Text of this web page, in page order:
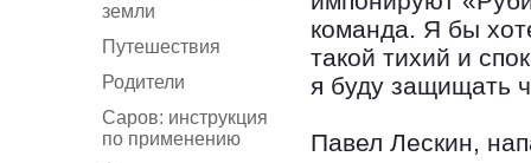
земли
Путешествия
Родители
Саров: инструкция
по применению
команда. Я бы
такой тихий и
я буду защищать
Павел Лескин,